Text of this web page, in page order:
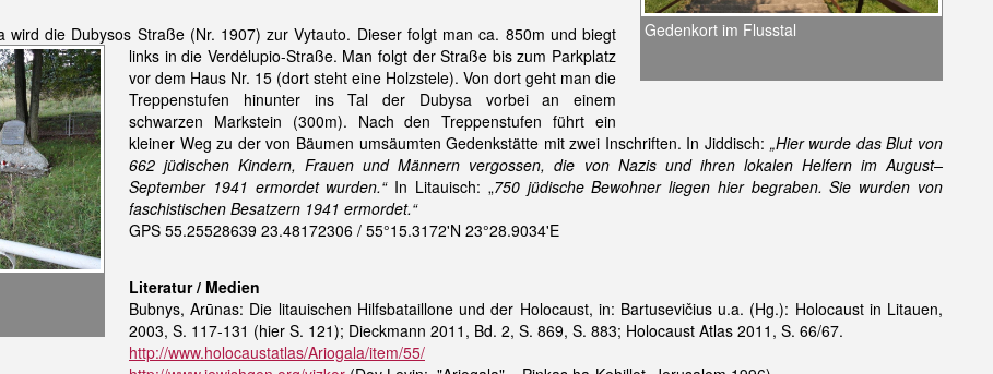
Gedenkort im Flusstal
wird die Dubysos Straße (Nr. 1907) zur Vytauto. Dieser folgt man ca. 850m und biegt
links in die Verdėlupio-Straße. Man folgt der Straße bis zum Parkplatz
vor dem Haus Nr. 15 (dort steht eine Holzstele). Von dort geht man die
Treppenstufen hinunter ins Tal der Dubysa vorbei an einem
schwarzen Markstein (300m). Nach den Treppenstufen führt ein
kleiner Weg zu der von Bäumen umsäumten Gedenkstätte mit zwei Inschriften. In Jiddisch: „Hier wurde das Blut von
662 jüdischen Kindern, Frauen und Männern vergossen, die von Nazis und ihren lokalen Helfern im August–
September 1941 ermordet wurden.“In Litauisch: „750 jüdische Bewohner liegen hier begraben. Sie wurden von
faschistischen Besatzern 1941 ermordet.“
GPS 55.25528639 23.48172306 / 55°15.3172'N 23°28.9034'E
Literatur / Medien
Bubnys, Arūnas: Die litauischen Hilfsbataillone und der Holocaust, in: Bartusevičius u.a. (Hg.): Holocaust in Litauen,
2003, S. 117-131 (hier S. 121); Dieckmann 2011, Bd. 2, S. 869, S. 883; Holocaust Atlas 2011, S. 66/67.
http://www.holocaustatlas/Ariogala/item/55/